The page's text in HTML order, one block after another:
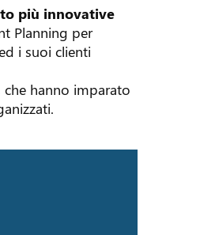
più innovative
Planning per
i suoi clienti
che hanno imparato